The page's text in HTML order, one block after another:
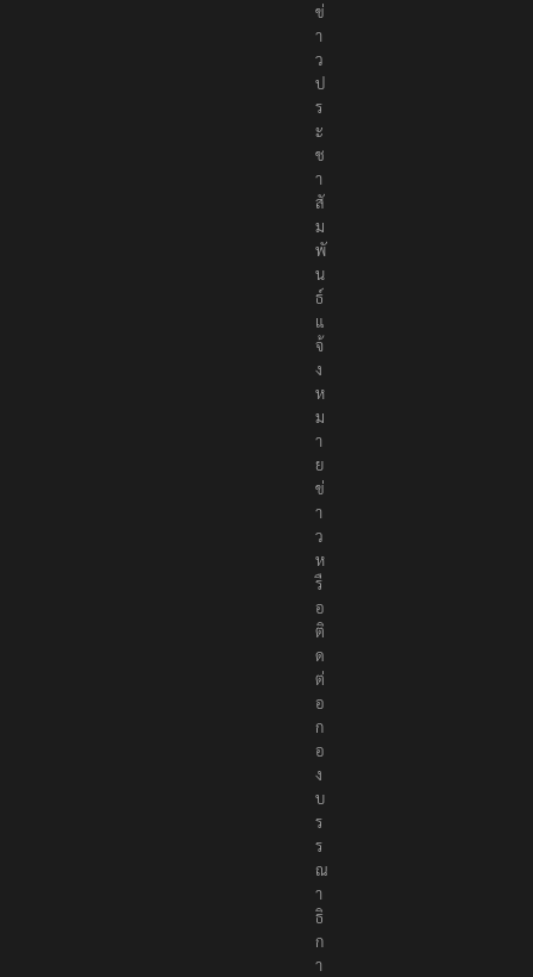
ข่
า
ว
ป
ร
ะ
ช
า
สั
ม
พั
น
ธ์
แ
จ้
ง
ห
ม
า
ย
ข่
า
ว
ห
รื
อ
ติ
ด
ต่
อ
ก
อ
ง
บ
ร
ร
ณ
า
ธิ
ก
า